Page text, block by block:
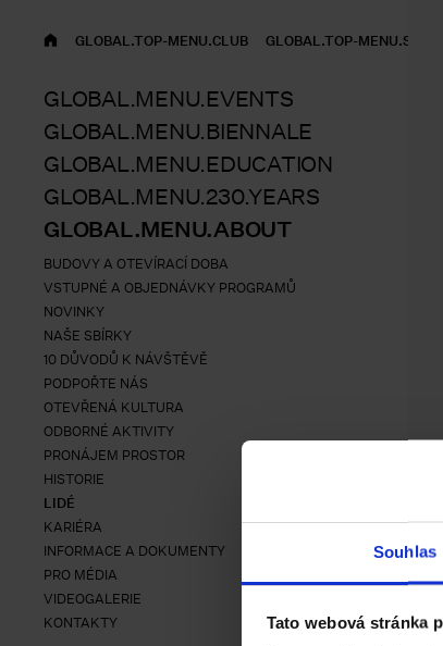
Souhlas
Tato webová stránka
GLOBAL.TOP-MENU.HOME
GLOBAL.TOP-MENU.CLUB GLOBAL.TOP-MENU.SHOP
GLOBAL.MENU.EVENTS
GLOBAL.MENU.BIENNALE
GLOBAL.MENU.EDUCATION
GLOBAL.MENU.230.YEARS
GLOBAL.MENU.ABOUT
BUDOVY A OTEVÍRACÍ DOBA
VSTUPNÉ A OBJEDNÁVKY PROGRAMŮ
NOVINKY
NAŠE SBÍRKY
10 DŮVODŮ K NÁVŠTĚVĚ
PODPOŘTE NÁS
OTEVŘENÁ KULTURA
ODBORNÉ AKTIVITY
PRONÁJEM PROSTOR
HISTORIE
LIDÉ
KARIÉRA
INFORMACE A DOKUMENTY
PRO MÉDIA
VIDEOGALERIE
KONTAKTY